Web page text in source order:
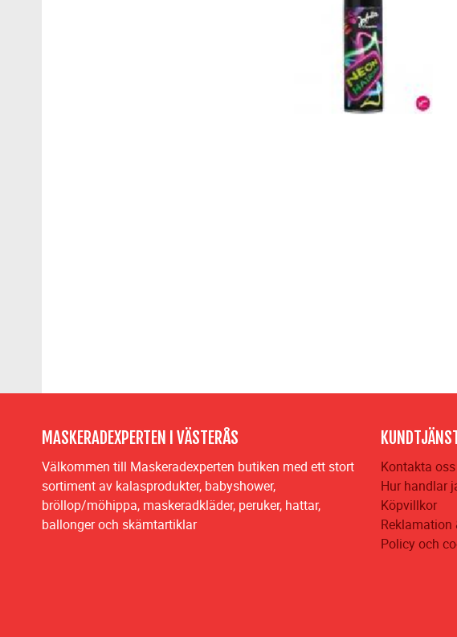
MASKERADEXPERTEN I VÄSTERÅS
Välkommen till Maskeradexperten butiken med ett stort
sortiment av kalasprodukter, babyshower,
bröllop/möhippa, maskeradkläder, peruker, hattar,
ballonger och skämtartiklar
Kontakta oss
Hur handlar
Köpvillkor
Reklamation
Policy och